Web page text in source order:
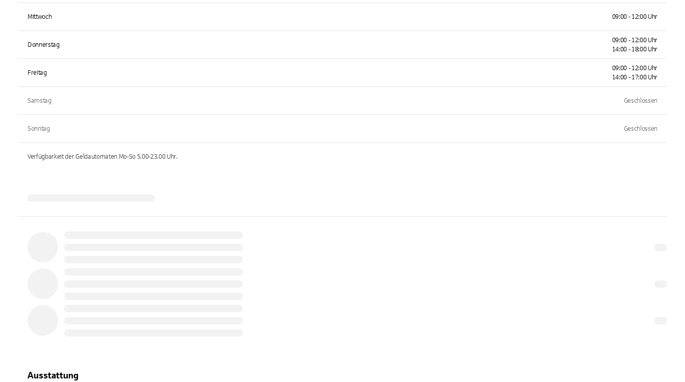
Mittwoch 09:00 - 12:00 Uhr
Donnerstag
09:00 - 12:00 Uhr
14:00 - 18:00 Uhr
Freitag
09:00 - 12:00 Uhr
14:00 - 17:00 Uhr
Samstag Geschlossen
Sonntag Geschlossen
Verfügbarkeit der Geldautomaten Mo-So 5.00-23.00Uhr.
Ausstattung